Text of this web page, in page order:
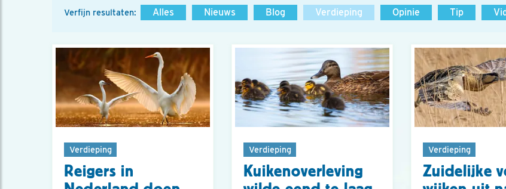
Verfijn resultaten: Alles Nieuws Blog Verdieping Opinie Tip
Verdieping
Reigers in
Verdieping
Kuikenoverleving
Verdieping
Zuidelijke